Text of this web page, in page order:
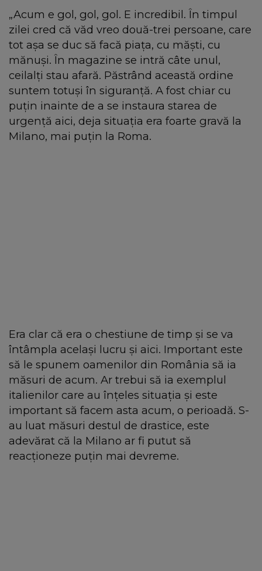
„Acum e gol, gol, gol. E incredibil. În timpul
zilei cred că văd vreo două-trei persoane, care
tot așa se duc să facă piața, cu măști, cu
mănuși. În magazine se intră câte unul,
ceilalți stau afară. Păstrând această ordine
suntem totuși în siguranță. A fost chiar cu
puțin inainte de a se instaura starea de
urgență aici, deja situația era foarte gravă la
Milano, mai puțin la Roma.
Era clar că era o chestiune de timp și se va
întâmpla același lucru și aici. Important este
să le spunem oamenilor din România să ia
măsuri de acum. Ar trebui să ia exemplul
italienilor care au înțeles situația și este
important să facem asta acum, o perioadă. S-
au luat măsuri destul de drastice, este
adevărat că la Milano ar fi putut să
reacționeze puțin mai devreme.